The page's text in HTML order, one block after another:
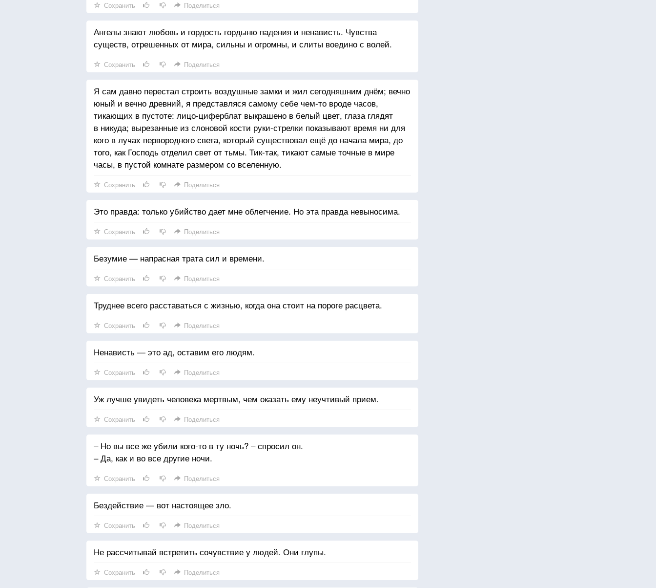
Сохранить Поделиться
Ангелы знают любовь и гордость гордыню падения и ненависть. Чувства
существ, отрешенных от мира, сильны и огромны, и слиты воедино с волей.
Сохранить Поделиться
Я сам давно перестал строить воздушные замки и жил сегодняшним днём; вечно
юный и вечно древний, я представляся самому себе чем-то вроде часов,
тикающих в пустоте: лицо-циферблат выкрашено в белый цвет, глаза глядят
в никуда; вырезанные из слоновой кости руки-стрелки показывают время ни для
кого в лучах первородного света, который существовал ещё до начала мира, до
того, как Господь отделил свет от тьмы. Тик-так, тикают самые точные в мире
часы, в пустой комнате размером со вселенную.
Сохранить Поделиться
Это правда: только убийство дает мне облегчение. Но эта правда невыносима.
Сохранить Поделиться
Безумие — напрасная трата сил и времени.
Сохранить Поделиться
Труднее всего расставаться с жизнью, когда она стоит на пороге расцвета.
Сохранить Поделиться
Ненависть — это ад, оставим его людям.
Сохранить Поделиться
Уж лучше увидеть человека мертвым, чем оказать ему неучтивый прием.
Сохранить Поделиться
– Но вы все же убили кого-то в ту ночь? – спросил он.
– Да, как и во все другие ночи.
Сохранить Поделиться
Бездействие — вот настоящее зло.
Сохранить Поделиться
Не рассчитывай встретить сочувствие у людей. Они глупы.
Сохранить Поделиться